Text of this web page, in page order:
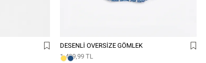
DESENLI OVERSIZE GÖMLEK
1.499,99 TL